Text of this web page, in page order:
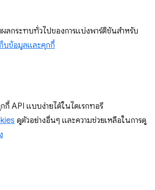
ผลกระทบทั่วไปของการแบ่งพาร์ติชันสำหรับ
บข้อมูลและคุกกี้
กี้ API แบบง่ายได้ในไดเรกทอรี
ดูตัวอย่างอื่นๆ และความช่วยเหลือในการดู